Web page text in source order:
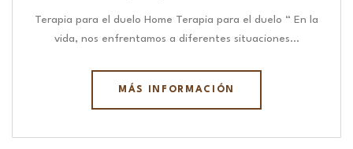
Terapia para el duelo Home Terapia para el duelo “ En la
vida, nos enfrentamos a diferentes situaciones…
MÁS INFORMACIÓN